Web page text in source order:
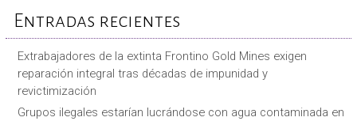
Entradas recientes
Extrabajadores de la extinta Frontino Gold Mines exigen
reparación integral tras décadas de impunidad y
revictimización
Grupos ilegales estarían lucrándose con agua contaminada en